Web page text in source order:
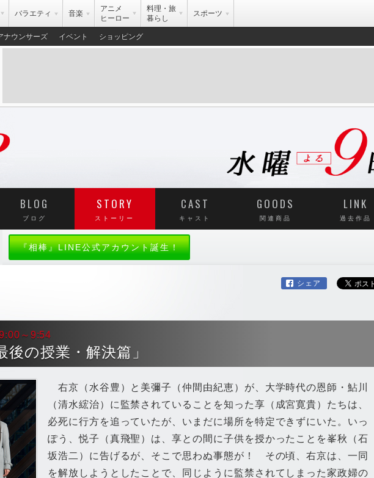
バラエティ 音楽
アニメ
ヒーロー
料理・旅
暮らし
スポーツ
ナウンサーズ イベント ショッピング
BLOG
ブログ
STORY
ストーリー
CAST
キャスト
GOODS
関連商品
LINK
過去作品
『相棒』LINE公式アカウント誕生！
シェア
～9:54
の授業・解決篇」
右京（水谷豊）と美彌子（仲間由紀恵）が、大学時代の恩師・鮎川
（清水綋治）に監禁されていることを知った享（成宮寛貴）たちは、
必死に行方を追っていたが、いまだに場所を特定できずにいた。いっ
ぽう、悦子（真飛聖）は、享との間に子供を授かったことを峯秋（石
坂浩二）に告げるが、そこで思わぬ事態が！ その頃、右京は、一同
を解放しようとしたことで、同じように監禁されてしまった家政婦の